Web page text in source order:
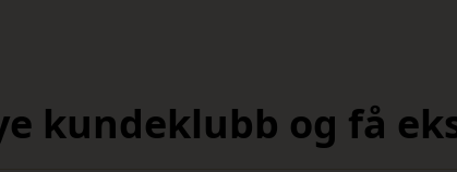
kundeklubb og få